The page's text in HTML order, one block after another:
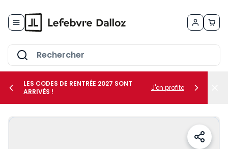
le sous-menu Vos métiers
LES CODES DE RENTRÉE 2027 SONT
ARRIVÉS !
J'en profite